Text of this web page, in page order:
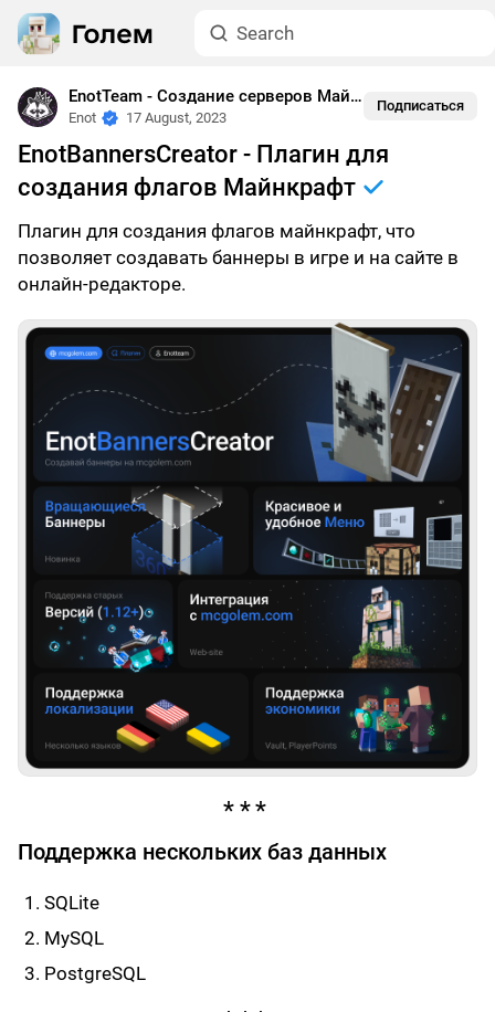
EnotTeam - Создание серверов Майнкрафт
Enot
17 August, 2023
Подписаться
EnotBannersCreator - Плагин для
создания флагов Майнкрафт
Плагин для создания флагов майнкрафт, что
позволяет создавать баннеры в игре и на сайте в
онлайн-редакторе.
Поддержка нескольких баз данных
SQLite
MySQL
PostgreSQL